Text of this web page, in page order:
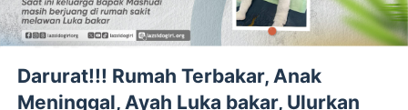
Darurat!!! Rumah Terbakar, Anak
Meninggal, Ayah Luka bakar, Ulurkan